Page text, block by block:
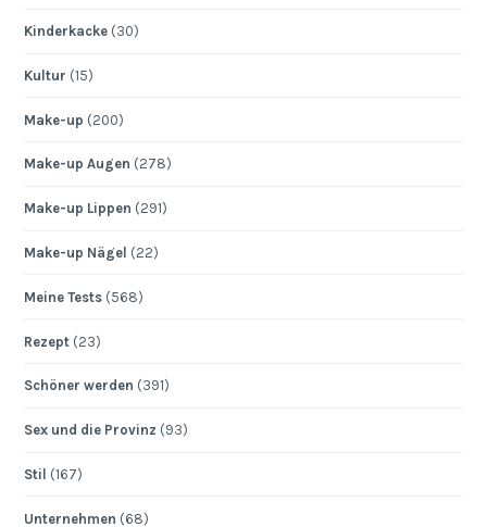
Kinderkacke (30)
Kultur (15)
Make-up (200)
Make-up Augen (278)
Make-up Lippen (291)
Make-up Nägel (22)
Meine Tests (568)
Rezept (23)
Schöner werden (391)
Sex und die Provinz (93)
Stil (167)
Unternehmen (68)